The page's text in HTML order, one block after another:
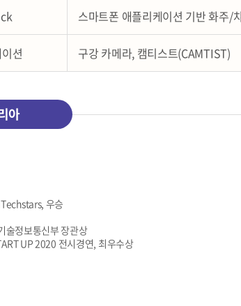
스마트폰 애플리케이션 기반 화주/
션 구강 카메라, 캠티스트(CAMTIST)
아
우승
술정보통신부 장관상
UP 2020 전시경연, 최우수상